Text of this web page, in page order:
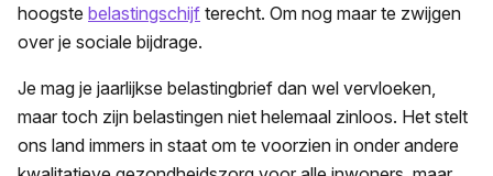
hoogste belastingschijf terecht. Om nog maar te zwijgen
over je sociale bijdrage.
Je mag je jaarlijkse belastingbrief dan wel vervloeken,
maar toch zijn belastingen niet helemaal zinloos. Het stelt
ons land immers in staat om te voorzien in onder andere